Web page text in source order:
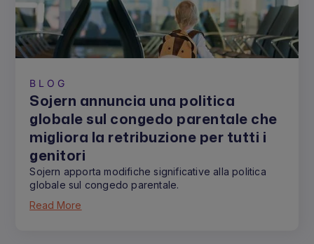
BLOG
Sojern annuncia una politica
globale sul congedo parentale che
migliora la retribuzione per tutti i
genitori
Sojern apporta modifiche significative alla politica
globale sul congedo parentale.
Read More